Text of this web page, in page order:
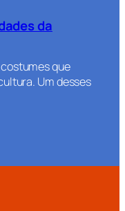
da
que
Um desses